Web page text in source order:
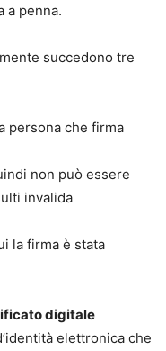
a penna.
succedono tre
persona che firma
non può essere
invalida
la firma è stata
digitale
elettronica che